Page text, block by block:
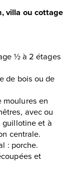
villa ou cottage
½ à 2 étages
de bois ou de
moulures en
avec ou
guillotine et à
centrale.
: porche.
et